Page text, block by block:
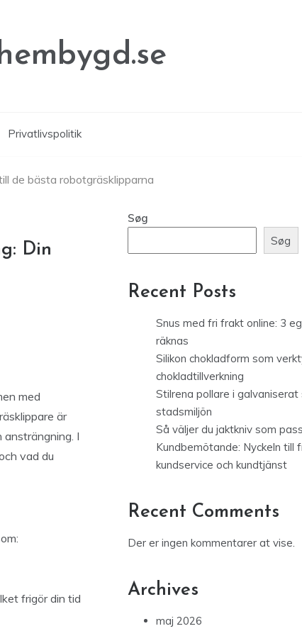
Privatlivspolitik
de bästa robotgräsklipparna
Din
med
är
I
vad du
frigör din tid
Søg
Søg
Recent Posts
Snus med fri frakt online: 3
räknas
Silikon chokladform som
chokladtillverkning
Stilrena pollare i
stadsmiljön
Så väljer du jaktkniv som
Kundbemötande: Nyckeln till
kundservice och kundtjänst
Recent Comments
Der er ingen kommentarer at vise.
Archives
maj 2026